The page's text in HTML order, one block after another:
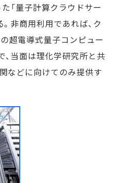
「量子計算クラウドサー
非商用利用であれば、ク
超電導式量子コンピュー
、当面は理化学研究所と共
などに向けてのみ提供す